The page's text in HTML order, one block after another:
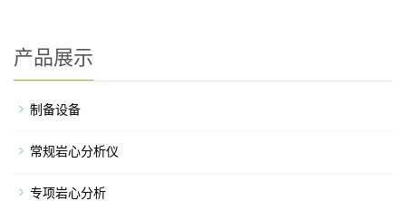
产品展示
制备设备
常规岩心分析仪
专项岩心分析